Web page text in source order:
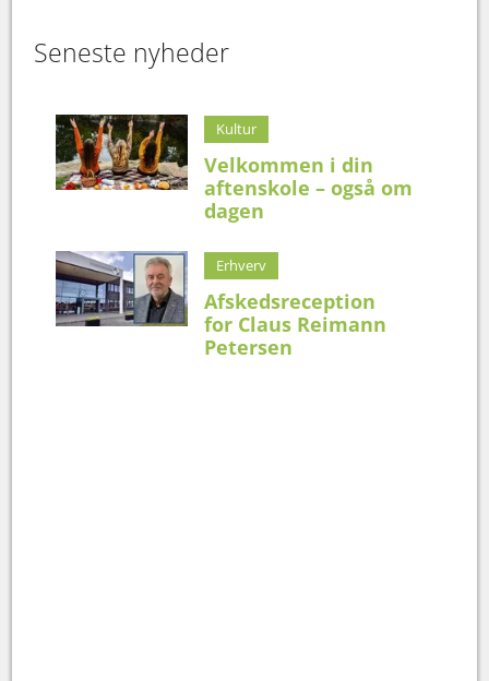
Seneste nyheder
Kultur
Velkommen i din
aftenskole – også om
dagen
Erhverv
Afskedsreception
for Claus Reimann
Petersen